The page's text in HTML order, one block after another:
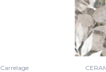
CERAMICHE PIEMME - Carrelage